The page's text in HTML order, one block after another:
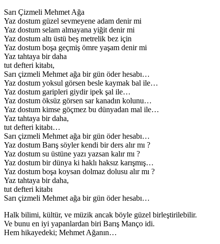
Sarı Çizmeli Mehmet Ağa
Yaz dostum güzel sevmeyene adam denir mi
Yaz dostum selam almayana yiğit denir mi
Yaz dostum altı üstü beş metrelik bez için
Yaz dostum boşa geçmiş ömre yaşam denir mi
Yaz tahtaya bir daha
tut defteri kitabı,
Sarı çizmeli Mehmet ağa bir gün öder hesabı…
Yaz dostum yoksul görsen besle kaymak bal ile…
Yaz dostum garipleri giydir ipek şal ile…
Yaz dostum öksüz görsen sar kanadın kolunu…
Yaz dostum kimse göçmez bu dünyadan mal ile…
Yaz tahtaya bir daha,
tut defteri kitabı…
Sarı çizmeli Mehmet ağa bir gün öder hesabı…
Yaz dostum Barış söyler kendi bir ders alır mı ?
Yaz dostum su üstüne yazı yazsan kalır mı ?
Yaz dostum bir dünya ki haklı haksız karışmış…
Yaz dostum boşa koysan dolmaz dolusu alır mı ?
Yaz tahtaya bir daha,
tut defteri kitabı
Sarı çizmeli Mehmet ağa bir gün öder hesabı…
Halk bilimi, kültür, ve müzik ancak böyle güzel birleştirilebilir.
Ve bunu en iyi yapanlardan biri Barış Manço idi.
Hem hikayedeki; Mehmet Ağanın…